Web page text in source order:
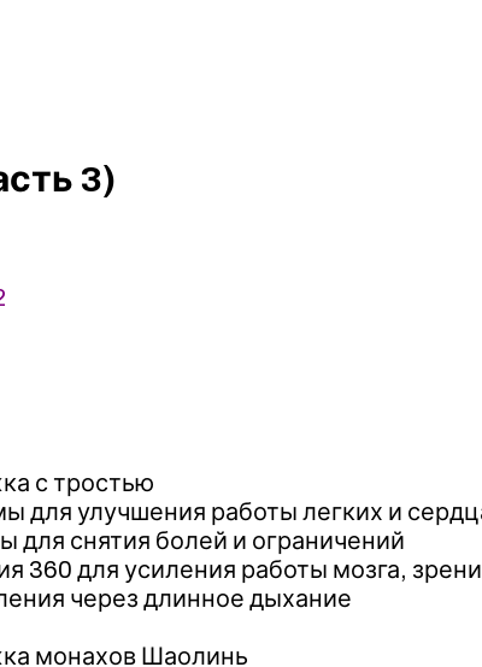
3)
с тростью
для улучшения работы легких и
для снятия болей и ограничений
360 для усиления работы мозга,
через длинное дыхание
монахов Шаолинь